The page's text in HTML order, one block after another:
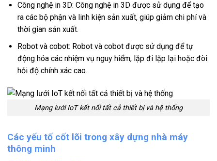
Công nghệ in 3D: Công nghệ in 3D được sử dụng để tạo
ra các bộ phận và linh kiện sản xuất, giúp giảm chi phí và
thời gian sản xuất.
Robot và cobot: Robot và cobot được sử dụng để tự
động hóa các nhiệm vụ nguy hiểm, lặp đi lặp lại hoặc đòi
hỏi độ chính xác cao.
Mạng lưới IoT kết nối tất cả thiết bị và hệ thống
Các yếu tố cốt lõi trong xây dựng nhà máy
thông minh